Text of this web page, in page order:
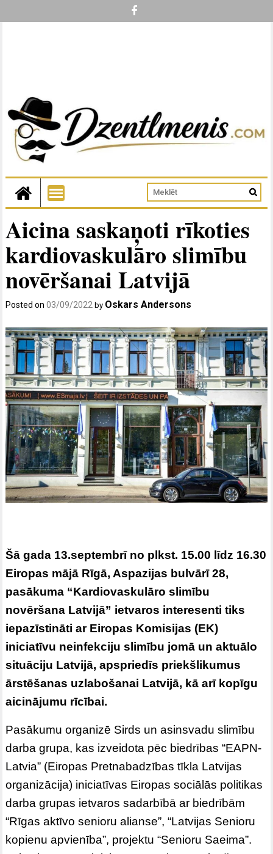
Aicina saskaņoti rīkoties
kardiovaskulāro slimību
novēršanai Latvijā
Posted on03/09/2022 by Oskars Andersons
Šā gada 13.septembrī no plkst. 15.00 līdz 16.30
Eiropas mājā Rīgā, Aspazijas bulvārī 28,
pasākuma “Kardiovaskulāro slimību
novēršana Latvijā” ietvaros interesenti tiks
iepazīstināti ar Eiropas Komisijas (EK)
iniciatīvu neinfekciju slimību jomā un aktuālo
situāciju Latvijā, apspriedīs priekšlikumus
ārstēšanas uzlabošanai Latvijā, kā arī kopīgu
aicinājumu rīcībai.
Pasākumu organizē Sirds un asinsvadu slimību
darba grupa, kas izveidota pēc biedrības “EAPN-
Latvia” (Eiropas Pretnabadzības tīkla Latvijas
organizācija) iniciatīvas Eiropas sociālās politikas
darba grupas ietvaros sadarbībā ar biedrībām
“Rīgas aktīvo senioru alianse”, “Latvijas Senioru
kopienu apvienība”, projektu “Senioru Saeima”.